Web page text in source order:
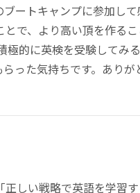
ートキャンプに参加し
で、より高い頂を作る
極的に英検を受験してみ
った気持ちです。ありが
正しい戦略で英語を学習